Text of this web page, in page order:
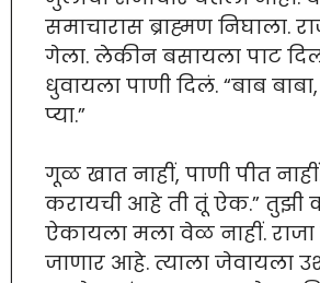
समाचारास ब्राह्मण निघाला.
गेला. लेकीन बसायला पाट
धुवायला पाणी दिलं. “बाब
प्या.”
गूळ खात नाहीं, पाणी पीत
करायची आहे ती तूं ऐक.” तुझी
ऐकायला मला वेळ नाहीं. राजा
जाणार आहे. त्याला जेवायला